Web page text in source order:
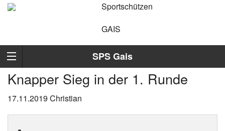
Sportschützen
GAIS
SPS Gais
Knapper Sieg in der 1. Runde
17.11.2019 Christian